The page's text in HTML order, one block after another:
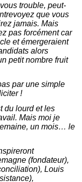
trouble, peut-
que vous
jamais. Mais
pas forcément car
et émergeraient
alors
petit nombre fruit
par une simple
!
du lourd et les
Mais moi je
un mois… le
(fondateur),
Louis